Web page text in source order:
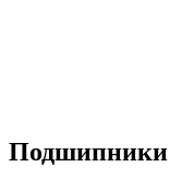
Подшипники